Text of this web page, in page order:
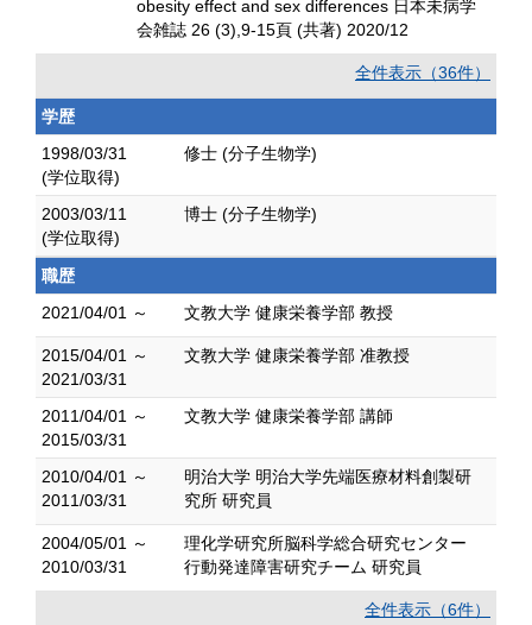
obesity effect and sex differences 日本未病学
会雑誌 26 (3),9-15頁 (共著) 2020/12
全件表示（36件）
学歴
1998/03/31
(学位取得)
修士 (分子生物学)
2003/03/11
(学位取得)
博士 (分子生物学)
職歴
2021/04/01 ～
文教大学 健康栄養学部 教授
2015/04/01 ～
2021/03/31
文教大学 健康栄養学部 准教授
2011/04/01 ～
2015/03/31
文教大学 健康栄養学部 講師
2010/04/01 ～
2011/03/31
明治大学 明治大学先端医療材料創製研
究所 研究員
2004/05/01 ～
2010/03/31
理化学研究所脳科学総合研究センター
行動発達障害研究チーム 研究員
全件表示（6件）